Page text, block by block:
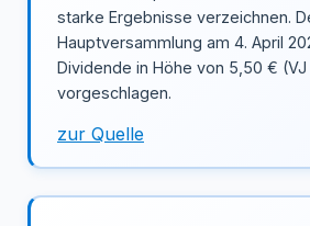
starke Ergebnisse verzeichnen.
Hauptversammlung am 4. April
Dividende in Höhe von 5,50 €
vorgeschlagen.
zur Quelle